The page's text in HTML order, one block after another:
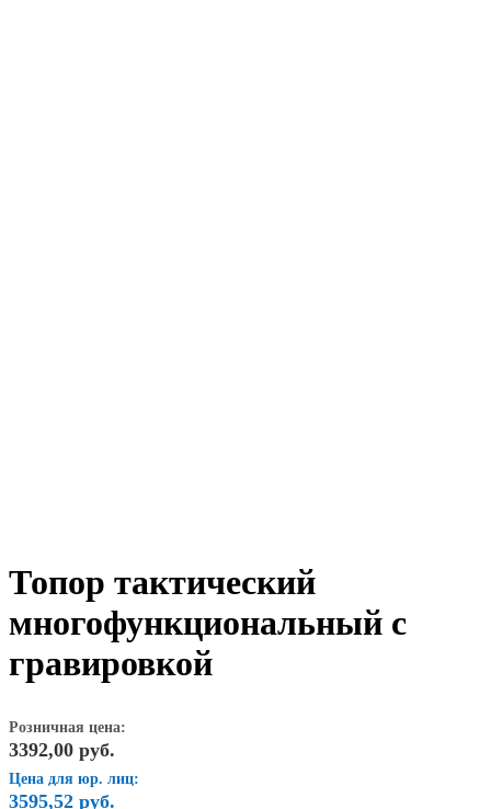
Топор тактический
многофункциональный с
гравировкой
Розничная цена:
3392,00 руб.
Цена для юр. лиц:
3595,52 руб.